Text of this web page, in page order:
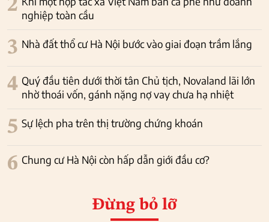
2 nghiệp toàn cầu
3 Nhà đất thổ cư Hà Nội bước vào giai đoạn trầm lắng
4 Quý đầu tiên dưới thời tân Chủ tịch, Novaland lãi lớn
nhờ thoái vốn, gánh nặng nợ vay chưa hạ nhiệt
5 Sự lệch pha trên thị trường chứng khoán
6 Chung cư Hà Nội còn hấp dẫn giới đầu cơ?
Đừng bỏ lỡ